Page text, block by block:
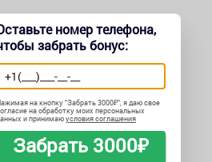
номер телефона,
забрать бонус:
на кнопку "Забрать 3000₽", я даю свое
на обработку моих персональных
и принимаюусловия соглашения
Забрать 3000₽